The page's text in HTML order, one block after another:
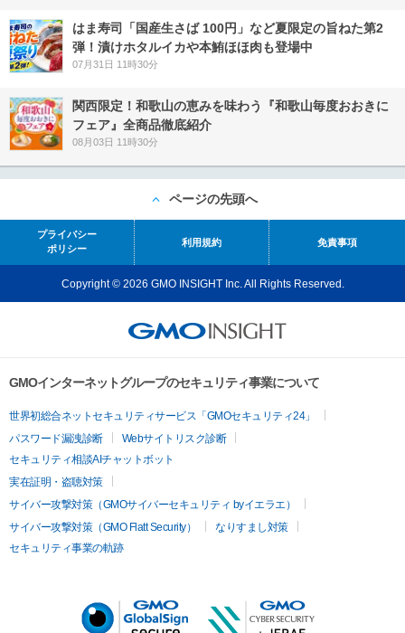
はま寿司「国産生さば 100円」など夏限定の旨ねた第2
弾！漬けホタルイカや本鮪ほほ肉も登場中
07月31日 11時30分
関西限定！和歌山の恵みを味わう『和歌山毎度おおきに
フェア』全商品徹底紹介
08月03日 11時30分
ページの先頭へ
プライバシー
ポリシー
利用規約 免責事項
Copyright © 2026 GMO INSIGHT Inc. All Rights Reserved.
GMOインターネットグループのセキュリティ事業について
世界初総合ネットセキュリティサービス「GMOセキュリティ24」
パスワード漏洩診断
Webサイトリスク診断
セキュリティ相談AIチャットボット
実在証明・盗聴対策
サイバー攻撃対策（GMOサイバーセキュリティ byイエラエ）
サイバー攻撃対策（GMO Flatt Security）
なりすまし対策
セキュリティ事業の軌跡